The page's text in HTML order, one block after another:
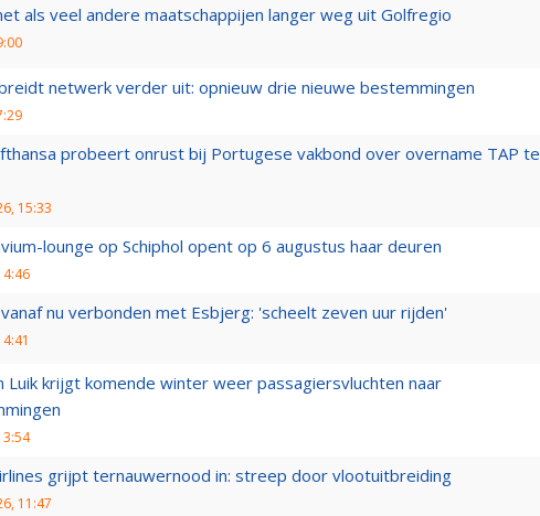
als veel andere maatschappijen langer weg uit Golfregio
netwerk verder uit: opnieuw drie nieuwe bestemmingen
probeert onrust bij Portugese vakbond over overname TAP te
15:33
lounge op Schiphol opent op 6 augustus haar deuren
nu verbonden met Esbjerg: 'scheelt zeven uur rijden'
Luik krijgt komende winter weer passagiersvluchten naar
grijpt ternauwernood in: streep door vlootuitbreiding
11:47